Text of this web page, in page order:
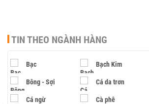
TIN THEO NGÀNH HÀNG
Bạc Bạch Kim
Bông - Sợi Cá da trơn
Cá ngừ Cà phê